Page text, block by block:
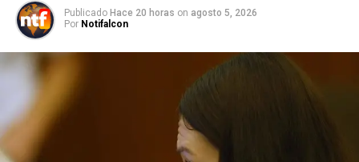
Publicado Hace 20 horas on agosto 5, 2026
Por Notifalcon